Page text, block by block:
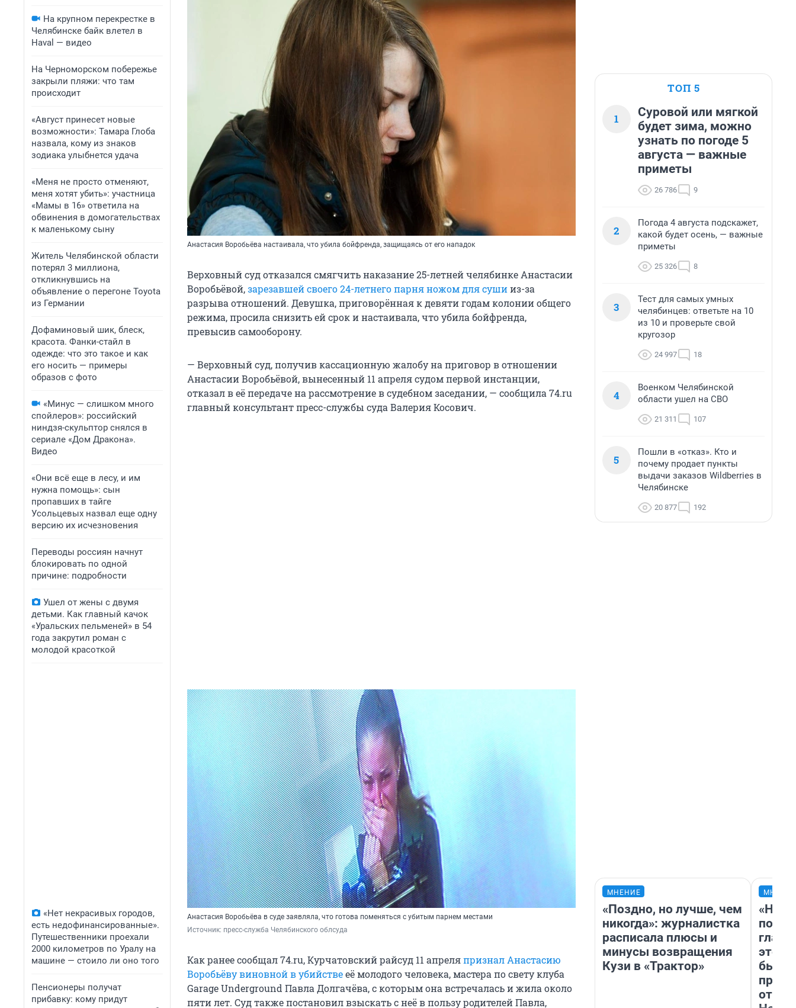
На крупном перекрестке в
Челябинске байк влетел в
Haval — видео
На Черноморском побережье
закрыли пляжи: что там
происходит
«Август принесет новые
возможности»: Тамара Глоба
назвала, кому из знаков
зодиака улыбнется удача
«Меня не просто отменяют,
меня хотят убить»: участница
«Мамы в 16» ответила на
обвинения в домогательствах
к маленькому сыну
Житель Челябинской области
потерял 3 миллиона,
откликнувшись на
объявление о перегоне Toyota
из Германии
Дофаминовый шик, блеск,
красота. Фанки-стайл в
одежде: что это такое и как
его носить — примеры
образов с фото
«Минус — слишком много
спойлеров»: российский
ниндзя-скульптор снялся в
сериале «Дом Дракона».
Видео
«Они всё еще в лесу, и им
нужна помощь»: сын
пропавших в тайге
Усольцевых назвал еще одну
версию их исчезновения
Переводы россиян начнут
блокировать по одной
причине: подробности
Ушел от жены с двумя
детьми. Как главный качок
«Уральских пельменей» в 54
года закрутил роман с
молодой красоткой
«Нет некрасивых городов,
есть недофинансированные».
Путешественники проехали
2000 километров по Уралу на
машине — стоило ли оно того
Пенсионеры получат
прибавку: кому придут
Анастасия Воробьёва настаивала, что убила бойфренда, защищаясь от его нападок
Верховный суд отказался смягчить наказание 25-летней челябинке Анастасии
Воробьёвой,зарезавшей своего 24-летнего парня ножом для сушииз-за
разрыва отношений. Девушка, приговорённая к девяти годам колонии общего
режима, просила снизить ей срок и настаивала, что убила бойфренда,
превысив самооборону.
— Верховный суд, получив кассационную жалобу на приговор в отношении
Анастасии Воробьёвой, вынесенный 11 апреля судом первой инстанции,
отказал в её передаче на рассмотрение в судебном заседании, — сообщила 74.ru
главный консультант пресс-службы суда Валерия Косович.
Анастасия Воробьёва в суде заявляла, что готова поменяться с убитым парнем местами
Источник: пресс-служба Челябинского облсуда
Как ранее сообщал 74.ru, Курчатовский райсуд 11 апреляпризнал Анастасию
Воробьёву виновной в убийствееё молодого человека, мастера по свету клуба
Garage Underground Павла Долгачёва, с которым она встречалась и жила около
пяти лет. Суд также постановил взыскать с неё в пользу родителей Павла,
ТОП 5
1
Суровой или мягкой
будет зима, можно
узнать по погоде 5
августа — важные
приметы
26 786 9
2
Погода 4 августа подскажет,
какой будет осень, — важные
приметы
25 326 8
3
Тест для самых умных
челябинцев: ответьте на 10
из 10 и проверьте свой
кругозор
24 997 18
4
Военком Челябинской
области ушел на СВО
21 311 107
5
Пошли в «отказ». Кто и
почему продает пункты
выдачи заказов Wildberries в
Челябинске
20 877 192
МНЕНИЕ
«Поздно, но лучше, чем
никогда»: журналистка
расписала плюсы и
минусы возвращения
Кузи в «Трактор»
этого
бьет